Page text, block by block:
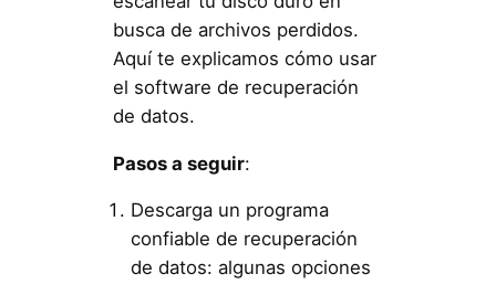
busca de archivos perdidos.
Aquí te explicamos cómo usar
el software de recuperación
de datos.
Pasos a seguir:
Descarga un programa
confiable de recuperación
de datos: algunas opciones